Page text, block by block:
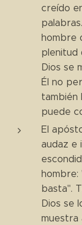
creído
hombre
plenitud
Dios se
Él no
también
puede
El
audaz e
hombre:
basta".
Dios se
muestra